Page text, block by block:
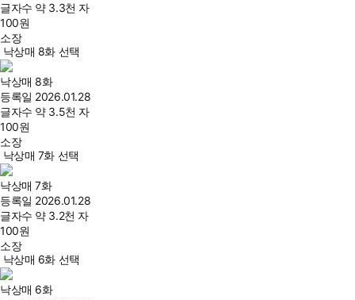
글자수 약 3.3천 자
100원
소장
낙상매 8화 선택
낙상매 8화
등록일 2026.01.28
글자수 약 3.5천 자
100원
소장
낙상매 7화 선택
낙상매 7화
등록일 2026.01.28
글자수 약 3.2천 자
100원
소장
낙상매 6화 선택
낙상매 6화